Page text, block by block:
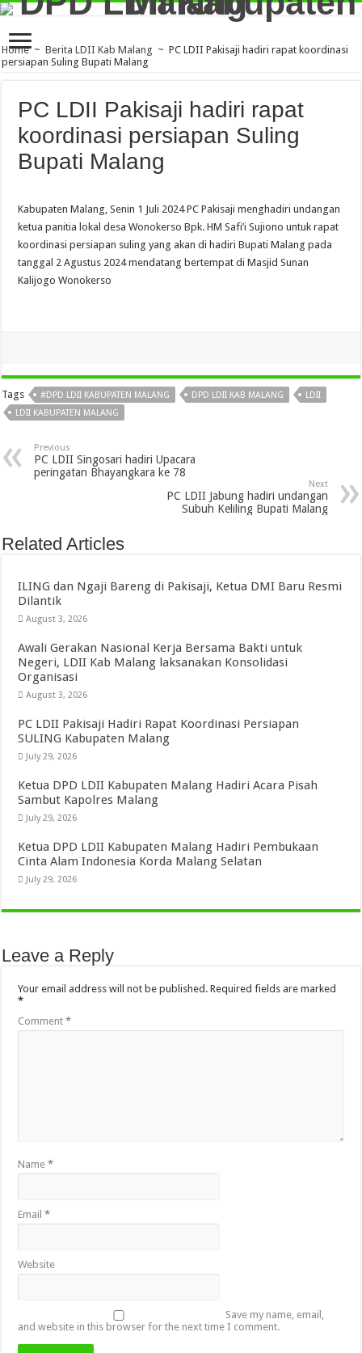
Home ~ Berita LDII Kab Malang ~ PC LDII Pakisaji hadiri rapat koordinasi
persiapan Suling Bupati Malang
PC LDII Pakisaji hadiri rapat
koordinasi persiapan Suling
Bupati Malang
Kabupaten Malang, Senin 1 Juli 2024 PC Pakisaji menghadiri undangan
ketua panitia lokal desa Wonokerso Bpk. HM Safi’i Sujiono untuk rapat
koordinasi persiapan suling yang akan di hadiri Bupati Malang pada
tanggal 2 Agustus 2024 mendatang bertempat di Masjid Sunan
Kalijogo Wonokerso
Tags #DPD LDII KABUPATEN MALANG DPD LDII KAB MALANG
LDII
LDII KABUPATEN MALANG
Previous
PC LDII Singosari hadiri Upacara
peringatan Bhayangkara ke 78
Next
PC LDII Jabung hadiri undangan
Subuh Keliling Bupati Malang
Related Articles
ILING dan Ngaji Bareng di Pakisaji, Ketua DMI Baru Resmi
Dilantik
August 3, 2026
Awali Gerakan Nasional Kerja Bersama Bakti untuk
Negeri, LDII Kab Malang laksanakan Konsolidasi
Organisasi
August 3, 2026
PC LDII Pakisaji Hadiri Rapat Koordinasi Persiapan
SULING Kabupaten Malang
July 29, 2026
Ketua DPD LDII Kabupaten Malang Hadiri Acara Pisah
Sambut Kapolres Malang
July 29, 2026
Ketua DPD LDII Kabupaten Malang Hadiri Pembukaan
Cinta Alam Indonesia Korda Malang Selatan
July 29, 2026
Leave a Reply
Your email address will not be published. Required fields are marked
*
Comment*
Name*
Email*
Website
Save my name, email,
and website in this browser for the next time I comment.